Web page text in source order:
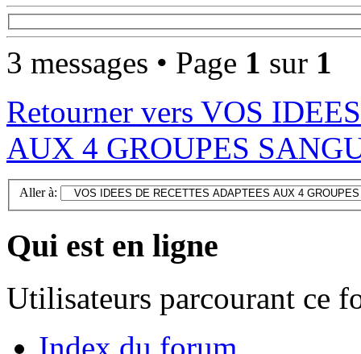
3 messages • Page 1 sur 1
Retourner vers VOS
AUX 4 GROUPES
Aller à:
Qui est en ligne
Utilisateurs parcourant ce
Index du forum